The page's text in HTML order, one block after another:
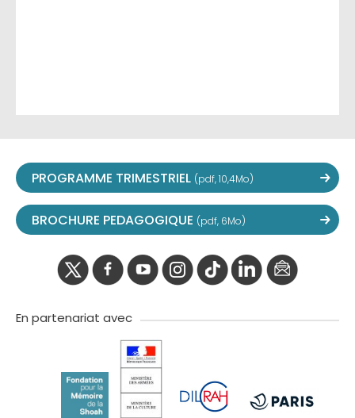
PROGRAMME TRIMESTRIEL (pdf, 10,4Mo)
BROCHURE PEDAGOGIQUE (pdf, 6Mo)
En partenariat avec